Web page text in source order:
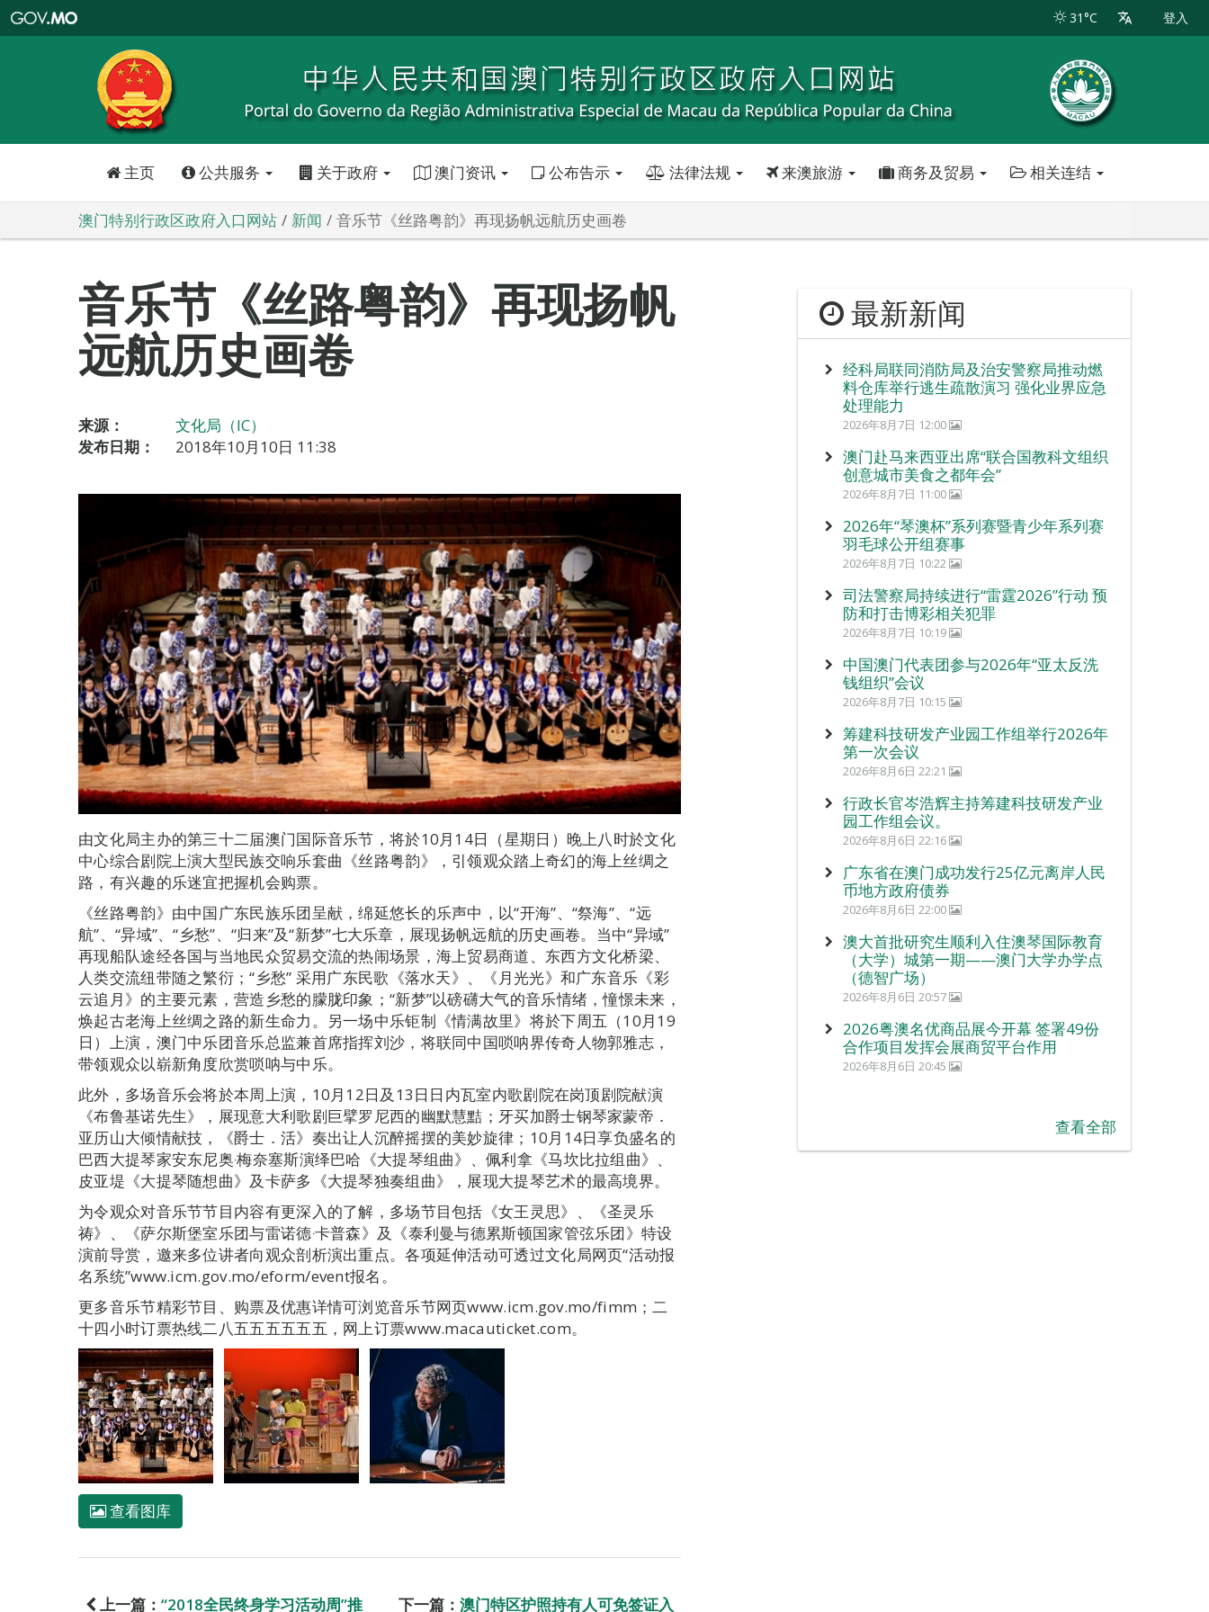
特
政
区
政
口
31°C 登入
主页 公共服务 关于政府 澳门资讯 公布告示 法律法规 来澳旅游 商务及贸易 相关连结
澳门特别行政区政府入口网站 新闻 音乐节《丝路粤韵》再现扬帆远航历史画卷
音乐节《丝路粤韵》再现扬帆
远航历史画卷
来源：
文化局（IC）
发布日期：
2018年10月10日 11:38
由文化局主办的第三十二届澳门国际音乐节，将於10月14日（星期日）晚上八时於文化
中心综合剧院上演大型民族交响乐套曲《丝路粤韵》，引领观众踏上奇幻的海上丝绸之
路，有兴趣的乐迷宜把握机会购票。
《丝路粤韵》由中国广东民族乐团呈献，绵延悠长的乐声中，以“开海”、“祭海”、“远
航”、“异域”、“乡愁”、“归来”及“新梦”七大乐章，展现扬帆远航的历史画卷。当中“异域”
再现船队途经各国与当地民众贸易交流的热闹场景，海上贸易商道、东西方文化桥梁、
人类交流纽带随之繁衍；“乡愁” 采用广东民歌《落水天》、《月光光》和广东音乐《彩
云追月》的主要元素，营造乡愁的朦胧印象；“新梦”以磅礴大气的音乐情绪，憧憬未来，
焕起古老海上丝绸之路的新生命力。另一场中乐钜制《情满故里》将於下周五（10月19
日）上演，澳门中乐团音乐总监兼首席指挥刘沙，将联同中国唢呐界传奇人物郭雅志，
带领观众以崭新角度欣赏唢呐与中乐。
此外，多场音乐会将於本周上演，10月12日及13日日内瓦室内歌剧院在岗顶剧院献演
《布鲁基诺先生》，展现意大利歌剧巨擘罗尼西的幽默慧黠；牙买加爵士钢琴家蒙帝．
亚历山大倾情献技，《爵士．活》奏出让人沉醉摇摆的美妙旋律；10月14日享负盛名的
巴西大提琴家安东尼奥‧梅奈塞斯演绎巴哈《大提琴组曲》、佩利拿《马坎比拉组曲》、
皮亚堤《大提琴随想曲》及卡萨多《大提琴独奏组曲》，展现大提琴艺术的最高境界。
为令观众对音乐节节目内容有更深入的了解，多场节目包括《女王灵思》、《圣灵乐
祷》、《萨尔斯堡室乐团与雷诺德‧卡普森》及《泰利曼与德累斯顿国家管弦乐团》特设
演前导赏，邀来多位讲者向观众剖析演出重点。各项延伸活动可透过文化局网页“活动报
名系统”www.icm.gov.mo/eform/event报名。
更多音乐节精彩节目、购票及优惠详情可浏览音乐节网页www.icm.gov.mo/fimm；二
十四小时订票热线二八五五五五五五，网上订票www.macauticket.com。
查看图库
上一篇： “2018全民终身学习活动周”推 下一篇： 澳门特区护照持有人可免签证入
最新新闻
经科局联同消防局及治安警察局推动燃
料仓库举行逃生疏散演习 强化业界应急
处理能力
2026年8月7日 12:00
澳门赴马来西亚出席“联合国教科文组织
创意城市美食之都年会”
2026年8月7日 11:00
2026年“琴澳杯”系列赛暨青少年系列赛
羽毛球公开组赛事
2026年8月7日 10:22
司法警察局持续进行“雷霆2026”行动 预
防和打击博彩相关犯罪
2026年8月7日 10:19
中国澳门代表团参与2026年“亚太反洗
钱组织”会议
2026年8月7日 10:15
筹建科技研发产业园工作组举行2026年
第一次会议
2026年8月6日 22:21
行政长官岑浩辉主持筹建科技研发产业
园工作组会议。
2026年8月6日 22:16
广东省在澳门成功发行25亿元离岸人民
币地方政府债券
2026年8月6日 22:00
澳大首批研究生顺利入住澳琴国际教育
（大学）城第一期——澳门大学办学点
（德智广场）
2026年8月6日 20:57
2026粤澳名优商品展今开幕 签署49份
合作项目发挥会展商贸平台作用
2026年8月6日 20:45
查看全部